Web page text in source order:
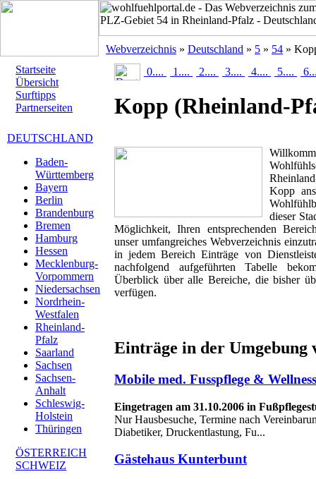
Webverzeichnis » Deutschland » 5 » 54 »
Startseite
Übersicht
Surftipps
Partnerseiten
DEUTSCHLAND
Baden-
Württemberg
Bayern
Berlin
Brandenburg
Bremen
Hamburg
Hessen
Mecklenburg-
Vorpommern
Niedersachsen
Nordrhein-
Westfalen
Rheinland-
Pfalz
Saarland
Sachsen
Sachsen-
Anhalt
Schleswig-
Holstein
Thüringen
ÖSTERREICH
SCHWEIZ
0.... 1.... 2.... 3.... 4.... 5....
Kopp (Rheinland-
Kopp
dieser
Möglichkeit, Ihren entsprechenden
unser umfangreiches Webverzeichnis
in jedem Bereich Einträge von
nachfolgend aufgeführten Tabelle
Überblick über alle Bereiche, die bisher
verfügen.
Einträge in der Umgebung
Mobile med. Fusspflege &
Eingetragen am 31.10.2006 in
Nur Hausbesuche, Termine nach
Diabetiker, Druckentlastung, Fu...
Gästehaus Kunterbunt